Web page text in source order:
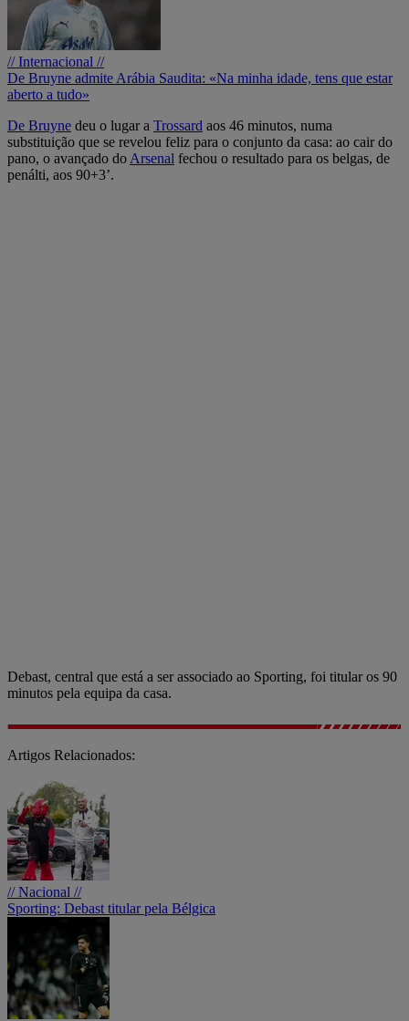
// Internacional //
De Bruyne admite Arábia Saudita: «Na minha idade, tens que estar
aberto a tudo»
De Bruyne deu o lugar a Trossard aos 46 minutos, numa
substituição que se revelou feliz para o conjunto da casa: ao cair do
pano, o avançado do Arsenal fechou o resultado para os belgas, de
penálti, aos 90+3’.
Debast, central que está a ser associado ao Sporting, foi titular os 90
minutos pela equipa da casa.
Artigos Relacionados:
// Nacional //
Sporting: Debast titular pela Bélgica